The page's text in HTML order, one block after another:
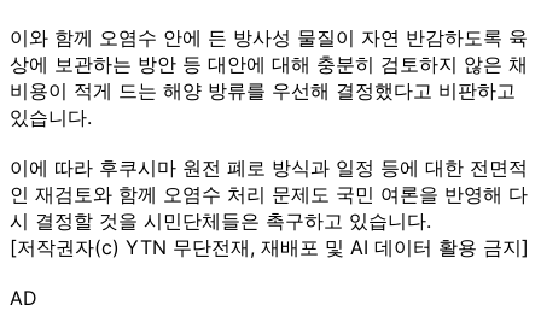
이와 함께 오염수 안에 든 방사성 물질이 자연 반감하도록 육
상에 보관하는 방안 등 대안에 대해 충분히 검토하지 않은 채
비용이 적게 드는 해양 방류를 우선해 결정했다고 비판하고
있습니다.
이에 따라 후쿠시마 원전 폐로 방식과 일정 등에 대한 전면적
인 재검토와 함께 오염수 처리 문제도 국민 여론을 반영해 다
시 결정할 것을 시민단체들은 촉구하고 있습니다.
[저작권자(c) YTN 무단전재, 재배포 및 AI 데이터 활용 금지]
AD